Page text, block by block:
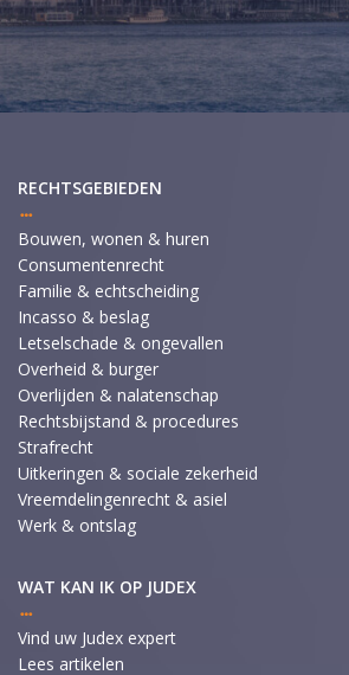
RECHTSGEBIEDEN
Bouwen, wonen & huren
Consumentenrecht
Familie & echtscheiding
Incasso & beslag
Letselschade & ongevallen
Overheid & burger
Overlijden & nalatenschap
Rechtsbijstand & procedures
Strafrecht
Uitkeringen & sociale zekerheid
Vreemdelingenrecht & asiel
Werk & ontslag
WAT KAN IK OP JUDEX
Vind uw Judex expert
Lees artikelen